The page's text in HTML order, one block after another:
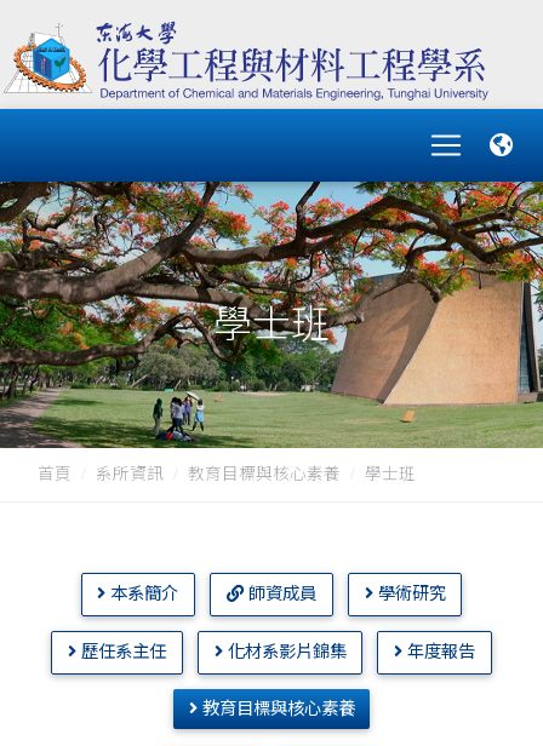
學士班
首頁 系所資訊 教育目標與核心素養 學士班
本系簡介 師資成員 學術研究
歷任系主任 化材系影片錦集 年度報告
教育目標與核心素養